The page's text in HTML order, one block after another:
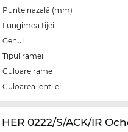
Punte nazală (mm)
Lungimea tijei
Genul
Tipul ramei
Culoare rame
Culoarea lentilei
‌HER 0222/S/ACK/IR